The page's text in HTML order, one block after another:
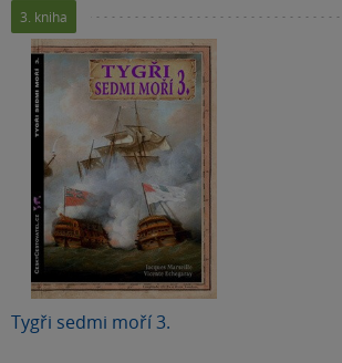
3. kniha
Tygři sedmi moří 3.